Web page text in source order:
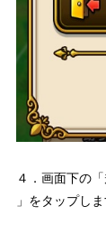
４．画面下の
」をタップしま